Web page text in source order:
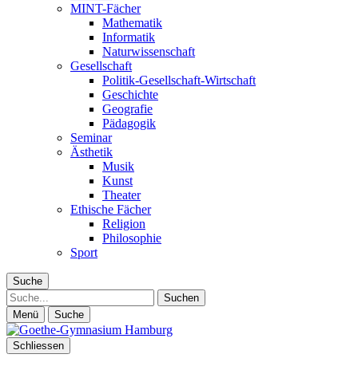
MINT-Fächer
Mathematik
Informatik
Naturwissenschaft
Gesellschaft
Politik-Gesellschaft-Wirtschaft
Geschichte
Geografie
Pädagogik
Seminar
Ästhetik
Musik
Kunst
Theater
Ethische Fächer
Religion
Philosophie
Sport
Suche
Suche
Menü Suche
Schliessen